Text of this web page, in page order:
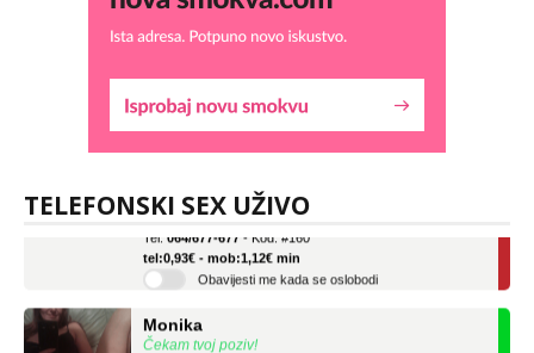
TELEFONSKI SEX UŽIVO
Kristina
Tel:064/677-677- Kod: #160
tel:0,93€ - mob:1,12€ min
Obavijesti me kada se oslobodi
Čekam tvoj poziv!